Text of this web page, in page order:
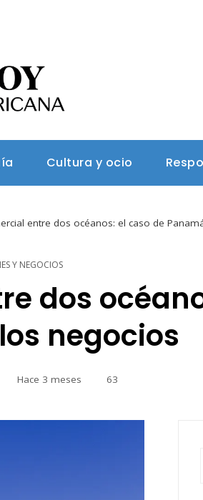
Cultura y ocio
entre dos océanos: el caso de
Y NEGOCIOS
dos
negocios
Hace 3 meses 63